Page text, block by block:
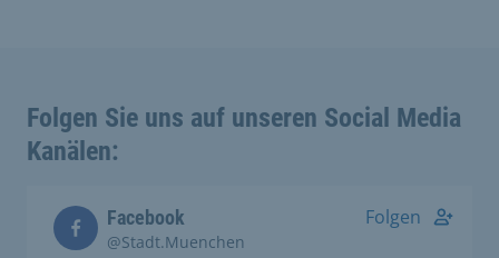
Folgen Sie uns auf unseren Social Media
Kanälen:
Facebook
@Stadt.Muenchen
Folgen